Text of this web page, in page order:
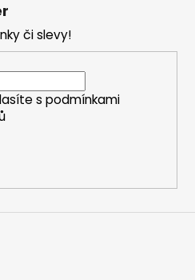
či slevy!
s podmínkami